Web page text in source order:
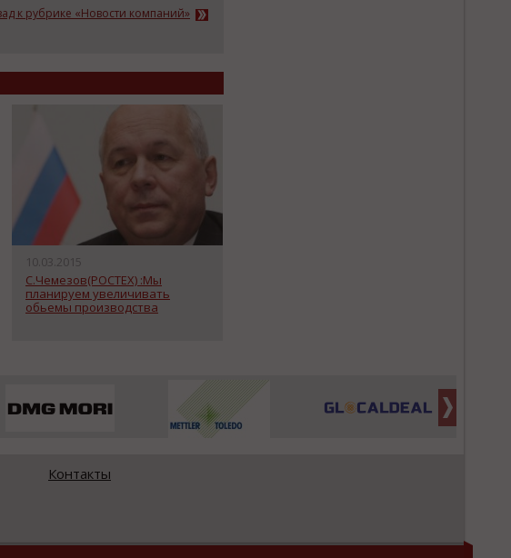
к рубрике «Новости компаний»
10.03.2015
C.Чемезов(РОСТЕХ) :Мы
планируем увеличивать
обьемы производства
Контакты